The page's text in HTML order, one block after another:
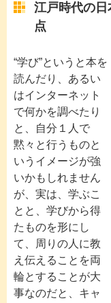
江戸時代の
点
“学び”というと本を
読んだり、あるい
はインターネット
で何かを調べたり
と、自分１人で
黙々と行うものと
いうイメージが強
いかもしれません
が、実は、学ぶこ
とと、学びから得
たものを形にし
て、周りの人に教
え伝えることを両
輪とすることが大
事なのだと、キャ